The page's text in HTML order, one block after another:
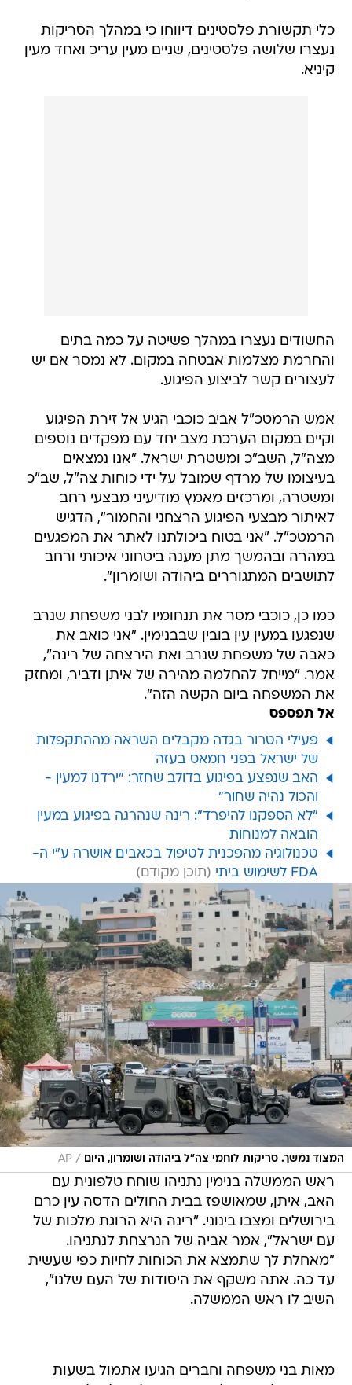
כלי תקשורת פלסטינים דיווחו כי במהלך הסריקות
נעצרו שלושה פלסטינים, שניים מעין עריכ ואחד מעין
קיניא.
החשודים נעצרו במהלך פשיטה על כמה בתים
והחרמת מצלמות אבטחה במקום. לא נמסר אם יש
לעצורים קשר לביצוע הפיגוע.
אמש הרמטכ"ל אביב כוכבי הגיע אל זירת הפיגוע
וקיים במקום הערכת מצב יחד עם מפקדים נוספים
מצה"ל, השב"כ ומשטרת ישראל. "אנו נמצאים
בעיצומו של מרדף שמובל על ידי כוחות צה"ל, שב"כ
ומשטרה, ומרכזים מאמץ מודיעיני מבצעי רחב
לאיתור מבצעי הפיגוע הרצחני והחמור", הדגיש
הרמטכ"ל. "אני בטוח ביכולתנו לאתר את המפגעים
במהרה ובהמשך מתן מענה ביטחוני איכותי ורחב
לתושבים המתגוררים ביהודה ושומרון".
כמו כן, כוכבי מסר את תנחומיו לבני משפחת שנרב
שנפגעו במעין עין בובין שבבנימין. "אני כואב את
כאבה של משפחת שנרב ואת הירצחה של רינה",
אמר. "מייחל להחלמה מהירה של איתן ודביר, ומחזק
את המשפחה ביום הקשה הזה".
אל תפספס
פעילי הטרור בגדה מקבלים השראה מההתקפלות
של ישראל בפני חמאס בעזה
האב שנפצע בפיגוע בדולב שחזר: "ירדנו למעין -
והכול נהיה שחור"
"לא הספקנו להיפרד": רינה שנהרגה בפיגוע במעין
הובאה למנוחות
טכנולוגיה מהפכנית לטיפול בכאבים אושרה ע"י ה-
FDA לשימוש ביתי
המצוד נמשך. סריקות לוחמי צה"ל ביהודה ושומרון, היום /
AP
ראש הממשלה בנימין נתניהו שוחח טלפונית עם
האב, איתן, שמאושפז בבית החולים הדסה עין כרם
בירושלים ומצבו בינוני. "רינה היא הרוגת מלכות של
עם ישראל", אמר אביה של הנרצחת לנתניהו.
"מאחלת לך שתמצא את הכוחות לחיות כפי שעשית
עד כה. אתה משקף את היסודות של העם שלנו",
השיב לו ראש הממשלה.
מאות בני משפחה וחברים הגיעו אתמול בשעות